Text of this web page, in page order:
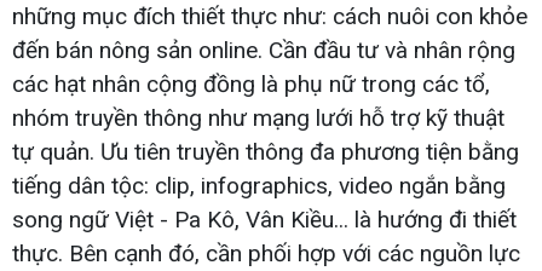
những mục đích thiết thực như: cách nuôi con khỏe
đến bán nông sản online. Cần đầu tư và nhân rộng
các hạt nhân cộng đồng là phụ nữ trong các tổ,
nhóm truyền thông như mạng lưới hỗ trợ kỹ thuật
tự quản. Ưu tiên truyền thông đa phương tiện bằng
tiếng dân tộc: clip, infographics, video ngắn bằng
song ngữ Việt - Pa Kô, Vân Kiều... là hướng đi thiết
thực. Bên cạnh đó, cần phối hợp với các nguồn lực